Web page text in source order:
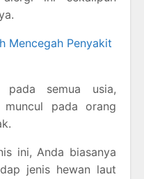
Mencegah Penyakit
pada semua usia,
pada orang
ini, Anda biasanya
jenis hewan laut